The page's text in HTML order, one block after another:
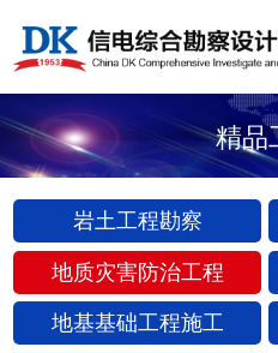
精品
岩土工程勘察
地质灾害防治工程
地基基础工程施工